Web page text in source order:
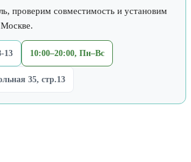
проверим совместимость и установим
13 10:00–20:00, Пн–Вс
35, стр.13